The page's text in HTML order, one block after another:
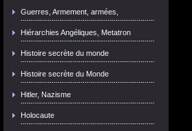
Guerres, Armement, armées,
Hiérarchies Angéliques, Metatron
Histoire secrète du monde
Histoire secrète du Monde
Hitler, Nazisme
Holocaute